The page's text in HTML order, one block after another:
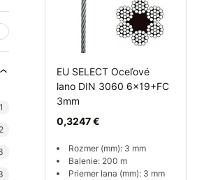
1
2
EU SELECT Oceľové
lano DIN 3060 6x19+FC
3mm
0,3247 €
Rozmer (mm): 3 mm
Balenie: 200 m
Priemer lana (mm): 3 mm